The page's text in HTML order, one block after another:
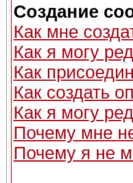
Создание
Как мне
Как я могу
Как
Как создать
Как я могу
Почему мне
Почему я не